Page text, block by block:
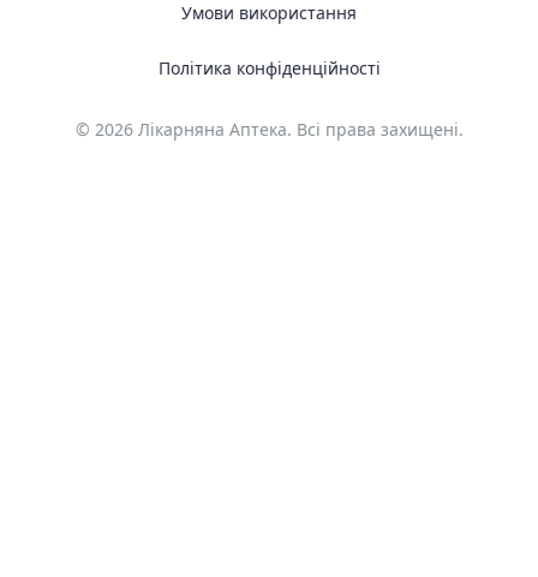
© 2026 Лікарняна Аптека. Всі права захищені.
Умови використання
Політика конфіденційності